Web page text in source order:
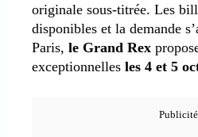
originale sous-titrée. Les
disponibles et la demande
Paris, le Grand Rex
exceptionnelles les 4 et 5